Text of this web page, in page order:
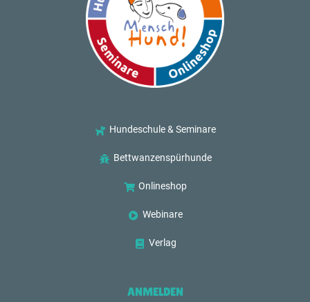
Hundeschule & Seminare
Bettwanzenspürhunde
Onlineshop
Webinare
Verlag
ANMELDEN